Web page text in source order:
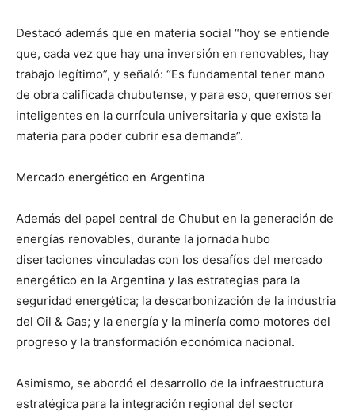
Destacó además que en materia social “hoy se entiende
que, cada vez que hay una inversión en renovables, hay
trabajo legítimo”, y señaló: “Es fundamental tener mano
de obra calificada chubutense, y para eso, queremos ser
inteligentes en la currícula universitaria y que exista la
materia para poder cubrir esa demanda”.
Mercado energético en Argentina
Además del papel central de Chubut en la generación de
energías renovables, durante la jornada hubo
disertaciones vinculadas con los desafíos del mercado
energético en la Argentina y las estrategias para la
seguridad energética; la descarbonización de la industria
del Oil & Gas; y la energía y la minería como motores del
progreso y la transformación económica nacional.
Asimismo, se abordó el desarrollo de la infraestructura
estratégica para la integración regional del sector